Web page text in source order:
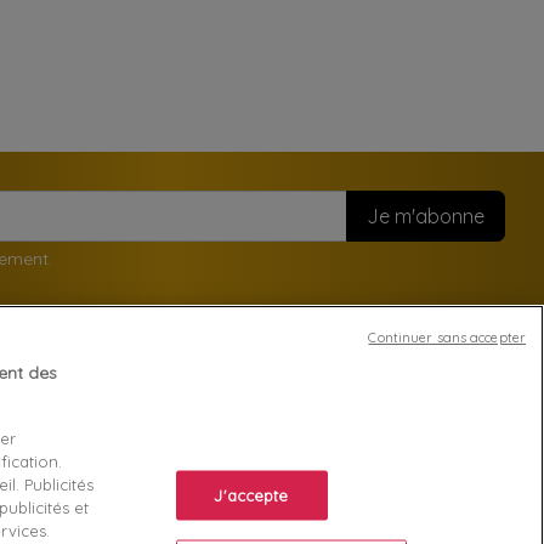
Connexion
Créez votre compte
des
Publicités
et
J'accepte
Continuer sans accepter